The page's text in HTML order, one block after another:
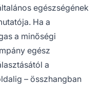
egészségének
Ha a
a minőségi
egész
a
– összhangban